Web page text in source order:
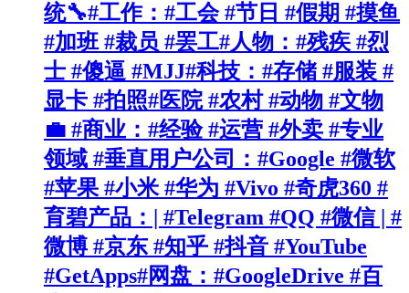
统🔧#工作：#工会 #节日 #假期 #摸鱼
#加班 #裁员 #罢工#人物：#残疾 #烈
士 #傻逼 #MJJ#科技：#存储 #服装 #
显卡 #拍照#医院 #农村 #动物 #文物
💼 #商业：#经验 #运营 #外卖 #专业
领域 #垂直用户公司：#Google #微软
#苹果 #小米 #华为 #Vivo #奇虎360 #
育碧产品：| #Telegram #QQ #微信 | #
微博 #京东 #知乎 #抖音 #YouTube
#GetApps#网盘：#GoogleDrive #百